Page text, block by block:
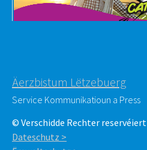
Äerzbistum Lëtzebuerg
Service Kommunikatioun a Press
© Verschidde Rechter reservéiert
Dateschutz >